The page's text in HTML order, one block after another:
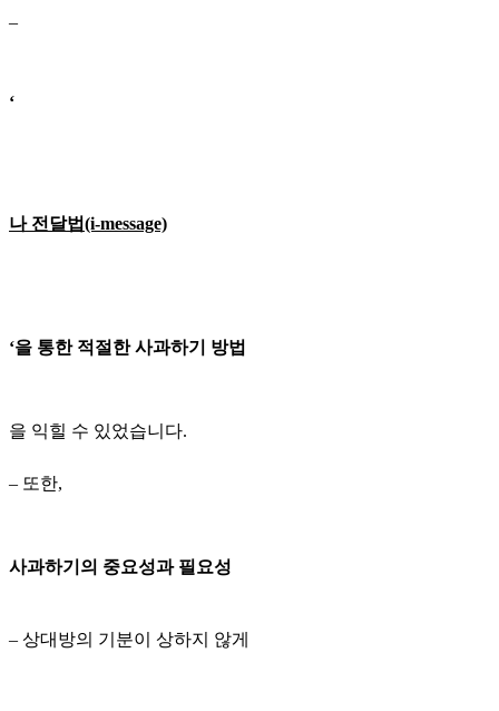
–
‘
나 전달법(i-message)
‘을 통한 적절한 사과하기 방법
을 익힐 수 있었습니다.
– 또한,
사과하기의 중요성과 필요성
– 상대방의 기분이 상하지 않게